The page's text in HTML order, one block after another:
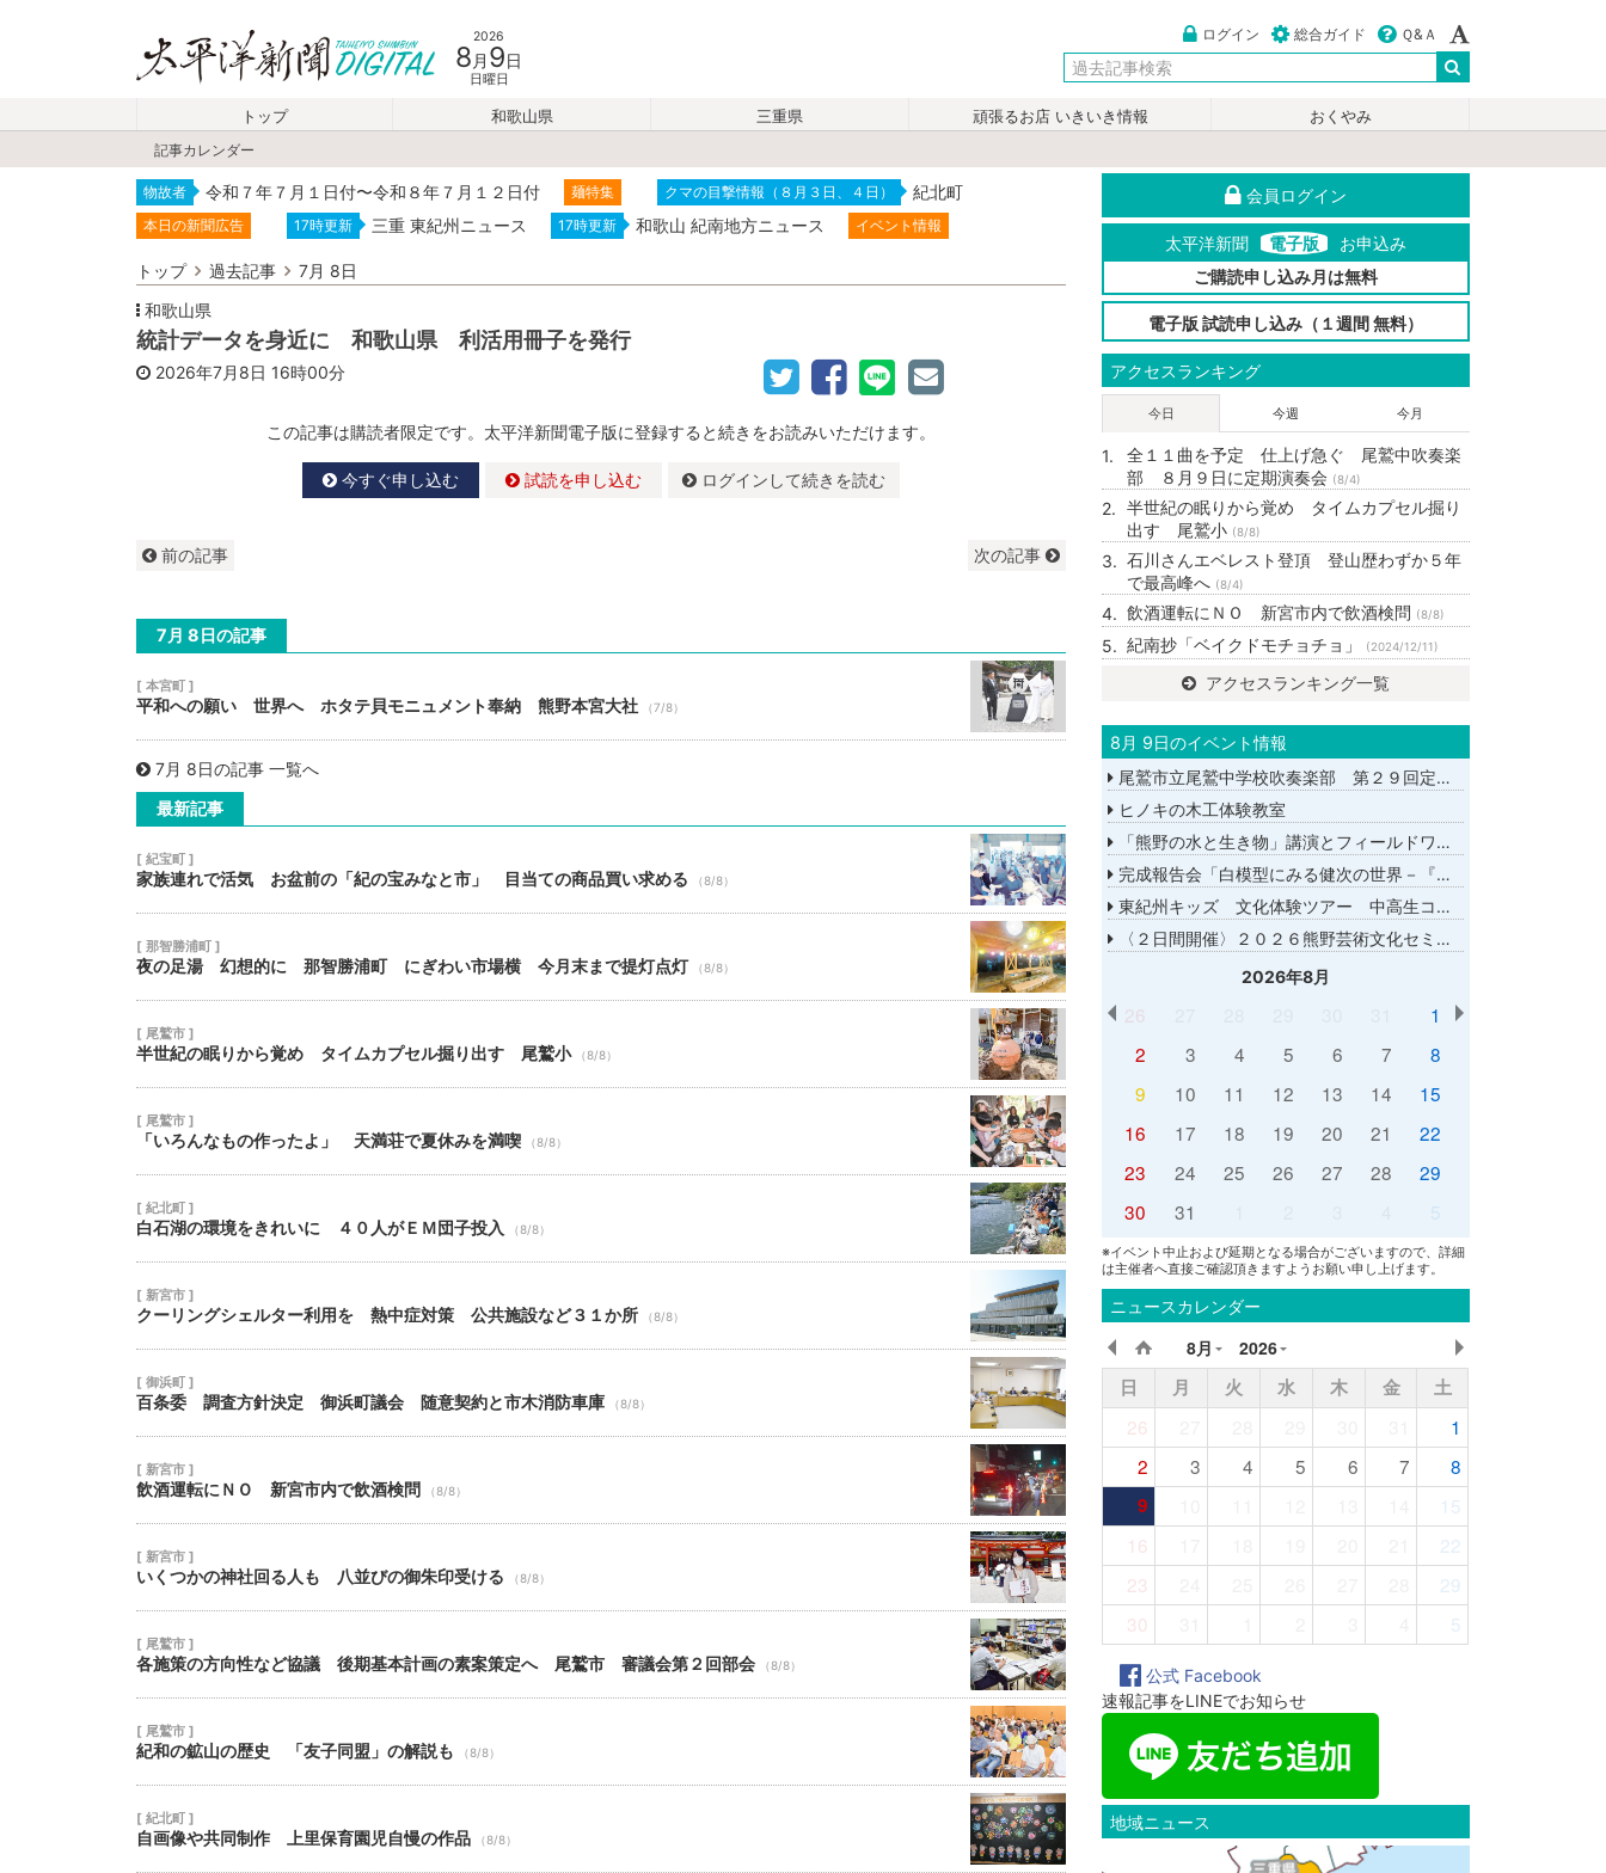
2026
8 月 9日
日曜日
ログイン 総合ガイド Ｑ&Ａ
トップ 和歌山県 三重県 頑張るお店 いきいき情報
おくやみ
記事カレンダー
物故者 令和７年７月１日付〜令和８年７月１２日付 麺特集 クマの目撃情報（８月３日、４日） 紀北町
本日の新聞広告 17時更新 三重 東紀州ニュース 17時更新 和歌山 紀南地方ニュース イベント情報
トップ 過去記事
7月 8日
和歌山県
統計データを身近に 和歌山県 利活用冊子を発行
2026年7月8日 16時00分
この記事は購読者限定です。太平洋新聞電子版に登録すると続きをお読みいただけます。
今すぐ申し込む 試読を申し込む ログインして続きを読む
前の記事 次の記事
7月 8日の記事
[ 本宮町 ]
平和への願い 世界へ ホタテ貝モニュメント奉納 熊野本宮大社 （7/8）
7月 8日の記事 一覧へ
最新記事
[ 紀宝町 ]
家族連れで活気 お盆前の「紀の宝みなと市」 目当ての商品買い求める （8/8）
[ 那智勝浦町 ]
夜の足湯 幻想的に 那智勝浦町 にぎわい市場横 今月末まで提灯点灯 （8/8）
[ 尾鷲市 ]
半世紀の眠りから覚め タイムカプセル掘り出す 尾鷲小 （8/8）
[ 尾鷲市 ]
「いろんなもの作ったよ」 天満荘で夏休みを満喫 （8/8）
[ 紀北町 ]
白石湖の環境をきれいに ４０人がＥＭ団子投入 （8/8）
[ 新宮市 ]
クーリングシェルター利用を 熱中症対策 公共施設など３１か所 （8/8）
[ 御浜町 ]
百条委 調査方針決定 御浜町議会 随意契約と市木消防車庫 （8/8）
[ 新宮市 ]
飲酒運転にＮＯ 新宮市内で飲酒検問 （8/8）
[ 新宮市 ]
いくつかの神社回る人も 八並びの御朱印受ける （8/8）
[ 尾鷲市 ]
各施策の方向性など協議 後期基本計画の素案策定へ 尾鷲市 審議会第２回部会 （8/8）
[ 尾鷲市 ]
紀和の鉱山の歴史 「友子同盟」の解説も （8/8）
[ 紀北町 ]
自画像や共同制作 上里保育園児自慢の作品 （8/8）
会員ログイン
太平洋新聞 電子版
お申込み
ご購読申し込み月は無料
電子版 試読申し込み（１週間 無料）
アクセスランキング
今日 今週 今月
全１１曲を予定 仕上げ急ぐ 尾鷲中吹奏楽
部 ８月９日に定期演奏会 (8/4)
半世紀の眠りから覚め タイムカプセル掘り
出す 尾鷲小 (8/8)
石川さんエベレスト登頂 登山歴わずか５年
で最高峰へ (8/4)
飲酒運転にＮＯ 新宮市内で飲酒検問 (8/8)
紀南抄「ベイクドモチョチョ」 (2024/12/11)
アクセスランキング一覧
8月 9日のイベント情報
尾鷲市立尾鷲中学校吹奏楽部 第２９回定期演奏会
ヒノキの木工体験教室
「熊野の水と生き物」講演とフィールドワーク
完成報告会「白模型にみる健次の世界－『千年の愉楽』『奇蹟』より－」
東紀州キッズ 文化体験ツアー 中高生コース
〈２日間開催〉２０２６熊野芸術文化セミナー
2026年8月
26
1
2
3 4 5 6 7
8
9
10 11 12 13 14
15
16
17 18 19 20 21
22
23
24 25 26 27 28
29
30
31 5
※イベント中止および延期となる場合がございますので、詳細
は主催者へ直接ご確認頂きますようお願い申し上げます。
ニュースカレンダー
8月 2026
日 月 火 水 木 金
土
26
1
2
3 4 5 6 7
8
9
15
16
22
23
29
30
5
公式 Facebook
速報記事をLINEでお知らせ
地域ニュース